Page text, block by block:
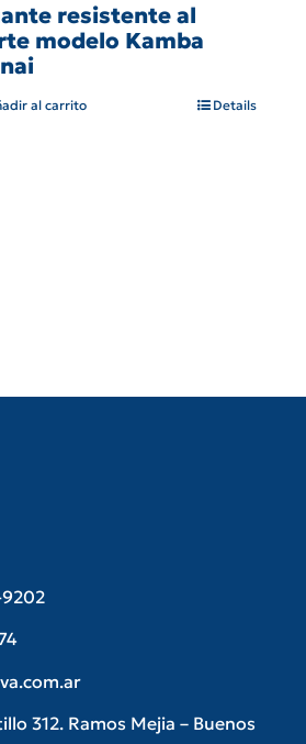
resistente al
modelo Kamba
al carrito Details
312. Ramos Mejia – Buenos